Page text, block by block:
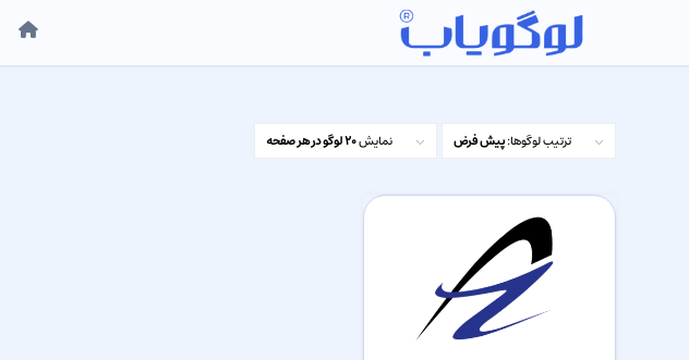
خانه
ترتیب لوگوها:پیش فرض نمایش20 لوگو در هر صفحه